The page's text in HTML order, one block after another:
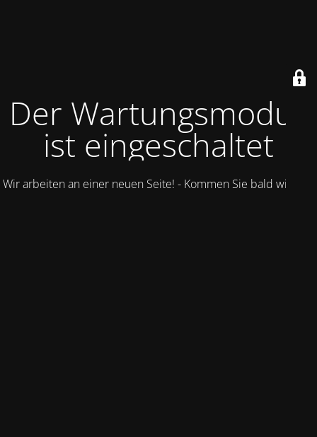
Der Wartungsmodus
ist eingeschaltet
Wir arbeiten an einer neuen Seite! - Kommen Sie bald wieder.